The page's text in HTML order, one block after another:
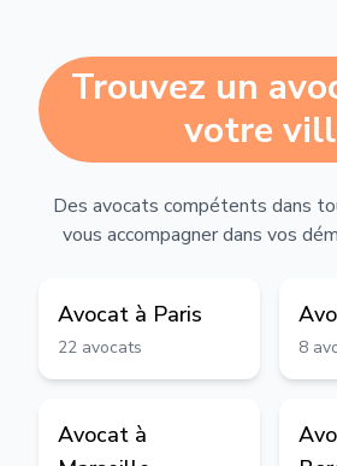
Trouvez un
votre
Des avocats compétents dans
vous accompagner dans vos
Avocat à Paris
22 avocats 8
Avocat à